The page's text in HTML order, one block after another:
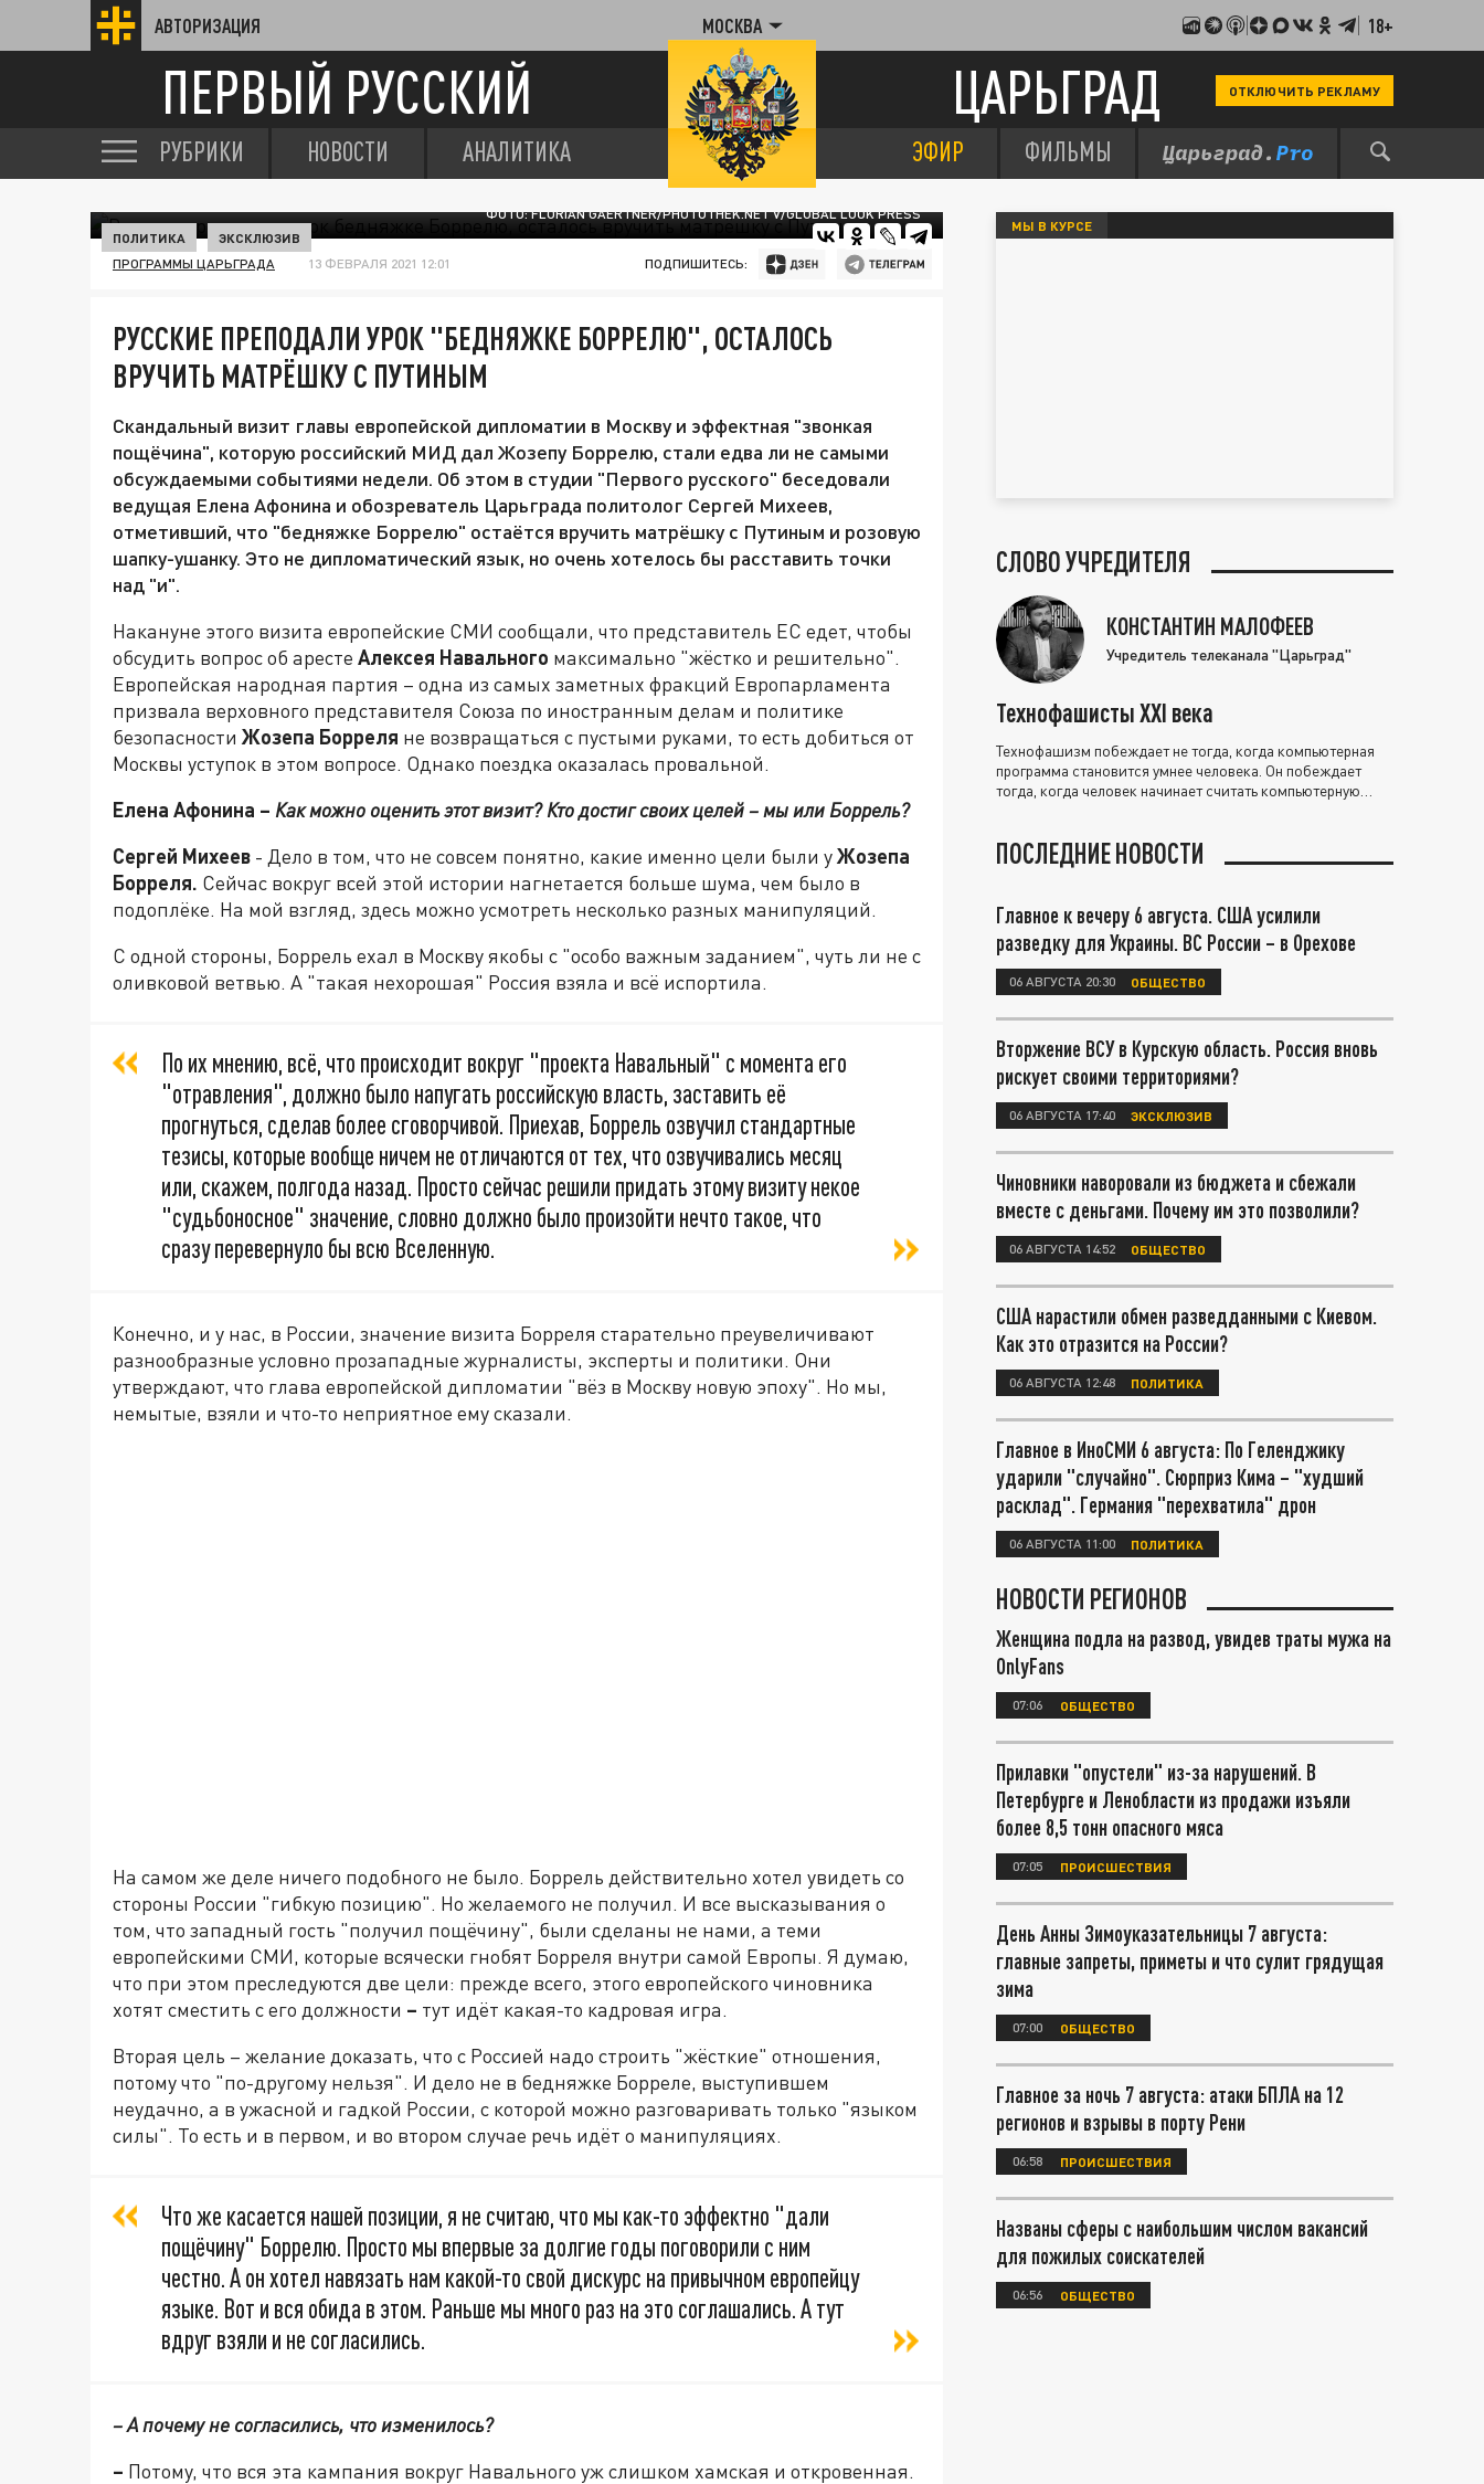
АВТОРИЗАЦИЯ МОСКВА 18+
ПЕРВЫЙ РУССКИЙ ЦАРЬГРАД ОТКЛЮЧИТЬ РЕКЛАМУ
РУБРИКИ НОВОСТИ АНАЛИТИКА ЭФИР ФИЛЬМЫ
ФОТО: FLORIAN GAERTNER/PHOTOTHEK.NET V/GLOBAL LOOK PRESS
ПОЛИТИКА ЭКСКЛЮЗИВ
ПРОГРАММЫ ЦАРЬГРАДА 13 ФЕВРАЛЯ 2021 12:01 ПОДПИШИТЕСЬ:
РУССКИЕ ПРЕПОДАЛИ УРОК "БЕДНЯЖКЕ БОРРЕЛЮ", ОСТАЛОСЬ
ВРУЧИТЬ МАТРЁШКУ С ПУТИНЫМ
Скандальный визит главы европейской дипломатии в Москву и эффектная "звонкая
пощёчина", которую российский МИД дал Жозепу Боррелю, стали едва ли не самыми
обсуждаемыми событиями недели. Об этом в студии "Первого русского" беседовали
ведущая Елена Афонина и обозреватель Царьграда политолог Сергей Михеев,
отметивший, что "бедняжке Боррелю" остаётся вручить матрёшку с Путиным и розовую
шапку-ушанку. Это не дипломатический язык, но очень хотелось бы расставить точки
над "и".
Накануне этого визита европейские СМИ сообщали, что представитель ЕС едет, чтобы
обсудить вопрос об аресте Алексея Навального максимально "жёстко и решительно".
Европейская народная партия – одна из самых заметных фракций Европарламента
призвала верховного представителя Союза по иностранным делам и политике
безопасности Жозепа Борреля не возвращаться с пустыми руками, то есть добиться от
Москвы уступок в этом вопросе. Однако поездка оказалась провальной.
Елена Афонина – Как можно оценить этот визит? Кто достиг своих целей – мы или Боррель?
Сергей Михеев - Дело в том, что не совсем понятно, какие именно цели были уЖозепа
Борреля. Сейчас вокруг всей этой истории нагнетается больше шума, чем было в
подоплёке. На мой взгляд, здесь можно усмотреть несколько разных манипуляций.
С одной стороны, Боррель ехал в Москву якобы с "особо важным заданием", чуть ли не с
оливковой ветвью. А "такая нехорошая" Россия взяла и всё испортила.
По их мнению, всё, что происходит вокруг "проекта Навальный" с момента его
"отравления", должно было напугать российскую власть, заставить её
прогнуться, сделав более сговорчивой. Приехав, Боррель озвучил стандартные
тезисы, которые вообще ничем не отличаются от тех, что озвучивались месяц
или, скажем, полгода назад. Просто сейчас решили придать этому визиту некое
"судьбоносное" значение, словно должно было произойти нечто такое, что
сразу перевернуло бы всю Вселенную.
Конечно, и у нас, в России, значение визита Борреля старательно преувеличивают
разнообразные условно прозападные журналисты, эксперты и политики. Они
утверждают, что глава европейской дипломатии "вёз в Москву новую эпоху". Но мы,
немытые, взяли и что-то неприятное ему сказали.
На самом же деле ничего подобного не было. Боррель действительно хотел увидеть со
стороны России "гибкую позицию". Но желаемого не получил. И все высказывания о
том, что западный гость "получил пощёчину", были сделаны не нами, а теми
европейскими СМИ, которые всячески гнобят Борреля внутри самой Европы. Я думаю,
что при этом преследуются две цели: прежде всего, этого европейского чиновника
хотят сместить с его должности – тут идёт какая-то кадровая игра.
Вторая цель – желание доказать, что с Россией надо строить "жёсткие" отношения,
потому что "по-другому нельзя". И дело не в бедняжке Борреле, выступившем
неудачно, а в ужасной и гадкой России, с которой можно разговаривать только "языком
силы". То есть и в первом, и во втором случае речь идёт о манипуляциях.
Что же касается нашей позиции, я не считаю, что мы как-то эффектно "дали
пощёчину" Боррелю. Просто мы впервые за долгие годы поговорили с ним
честно. А он хотел навязать нам какой-то свой дискурс на привычном европейцу
языке. Вот и вся обида в этом. Раньше мы много раз на это соглашались. А тут
вдруг взяли и не согласились.
– А почему не согласились, что изменилось?
– Потому, что вся эта кампания вокруг Навального уж слишком хамская и откровенная.
МЫ В КУРСЕ
СЛОВО УЧРЕДИТЕЛЯ
КОНСТАНТИН МАЛОФЕЕВ
Учредитель телеканала "Царьград"
Технофашисты XXI века
Технофашизм побеждает не тогда, когда компьютерная
программа становится умнее человека. Он побеждает
тогда, когда человек начинает считать компьютерную
ПОСЛЕДНИЕ НОВОСТИ
Главное к вечеру 6 августа. США усилили
разведку для Украины. ВС России – в Орехове
06 АВГУСТА 20:30 ОБЩЕСТВО
Вторжение ВСУ в Курскую область. Россия вновь
рискует своими территориями?
06 АВГУСТА 17:40 ЭКСКЛЮЗИВ
Чиновники наворовали из бюджета и сбежали
вместе с деньгами. Почему им это позволили?
06 АВГУСТА 14:52 ОБЩЕСТВО
США нарастили обмен разведданными с Киевом.
Как это отразится на России?
06 АВГУСТА 12:48 ПОЛИТИКА
Главное в ИноСМИ 6 августа: По Геленджику
ударили "случайно". Сюрприз Кима – "худший
расклад". Германия "перехватила" дрон
06 АВГУСТА 11:00 ПОЛИТИКА
НОВОСТИ РЕГИОНОВ
Женщина подла на развод, увидев траты мужа на
OnlyFans
07:06 ОБЩЕСТВО
Прилавки "опустели" из-за нарушений. В
Петербурге и Ленобласти из продажи изъяли
более 8,5 тонн опасного мяса
07:05 ПРОИСШЕСТВИЯ
День Анны Зимоуказательницы 7 августа:
главные запреты, приметы и что сулит грядущая
зима
07:00 ОБЩЕСТВО
Главное за ночь 7 августа: атаки БПЛА на 12
регионов и взрывы в порту Рени
06:58 ПРОИСШЕСТВИЯ
Названы сферы с наибольшим числом вакансий
для пожилых соискателей
06:56 ОБЩЕСТВО